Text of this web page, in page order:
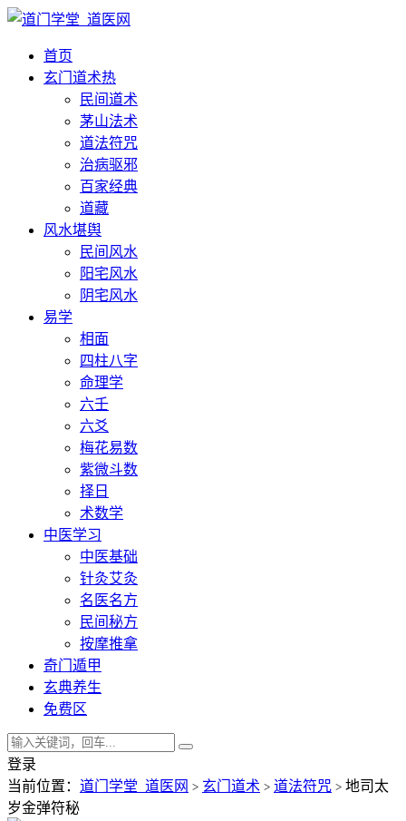
首页
玄门道术热
民间道术
茅山法术
道法符咒
治病驱邪
百家经典
道藏
风水堪舆
民间风水
阳宅风水
阴宅风水
易学
相面
四柱八字
命理学
六壬
六爻
梅花易数
紫微斗数
择日
术数学
中医学习
中医基础
针灸艾灸
名医名方
民间秘方
按摩推拿
奇门遁甲
玄典养生
免费区
登录
当前位置： 道门学堂_道医网 > 玄门道术 > 道法符咒 > 地司太
岁金弹符秘